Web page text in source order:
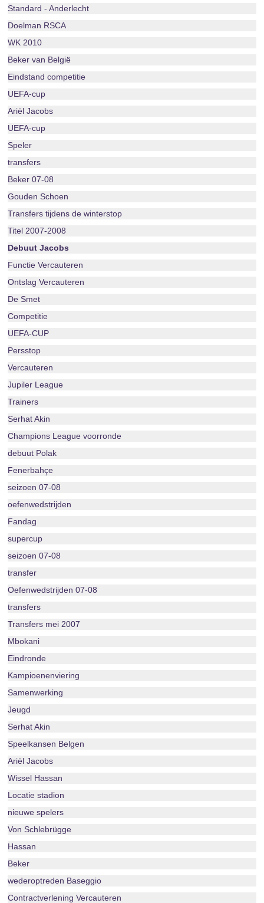
Standard - Anderlecht
Doelman RSCA
WK 2010
Beker van België
Eindstand competitie
UEFA-cup
Ariël Jacobs
UEFA-cup
Speler
transfers
Beker 07-08
Gouden Schoen
Transfers tijdens de winterstop
Titel 2007-2008
Debuut Jacobs
Functie Vercauteren
Ontslag Vercauteren
De Smet
Competitie
UEFA-CUP
Persstop
Vercauteren
Jupiler League
Trainers
Serhat Akin
Champions League voorronde
debuut Polak
Fenerbahçe
seizoen 07-08
oefenwedstrijden
Fandag
supercup
seizoen 07-08
transfer
Oefenwedstrijden 07-08
transfers
Transfers mei 2007
Mbokani
Eindronde
Kampioenenviering
Samenwerking
Jeugd
Serhat Akin
Speelkansen Belgen
Ariël Jacobs
Wissel Hassan
Locatie stadion
nieuwe spelers
Von Schlebrügge
Hassan
Beker
wederoptreden Baseggio
Contractverlening Vercauteren